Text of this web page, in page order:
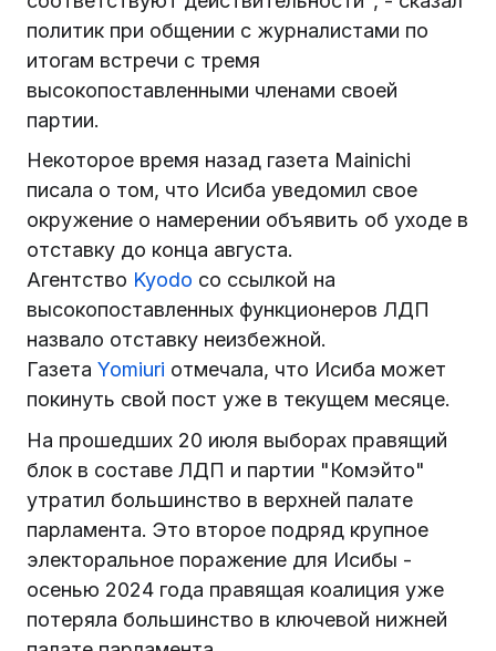
политик при общении с журналистами по
итогам встречи с тремя
высокопоставленными членами своей
партии.
Некоторое время назад газета Mainichi
писала о том, что Исиба уведомил свое
окружение о намерении объявить об уходе в
отставку до конца августа.
Агентство Kyodo со ссылкой на
высокопоставленных функционеров ЛДП
назвало отставку неизбежной.
Газета Yomiuri отмечала, что Исиба может
покинуть свой пост уже в текущем месяце.
На прошедших 20 июля выборах правящий
блок в составе ЛДП и партии "Комэйто"
утратил большинство в верхней палате
парламента. Это второе подряд крупное
электоральное поражение для Исибы -
осенью 2024 года правящая коалиция уже
потеряла большинство в ключевой нижней